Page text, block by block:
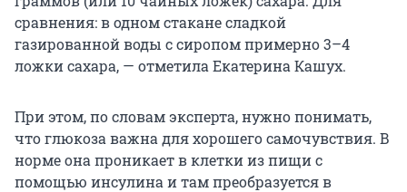
сравнения: в одном стакане сладкой
газированной воды с сиропом примерно 3–4
ложки сахара, — отметила Екатерина Кашух.
При этом, по словам эксперта, нужно понимать,
что глюкоза важна для хорошего самочувствия. В
норме она проникает в клетки из пищи с
помощью инсулина и там преобразуется в